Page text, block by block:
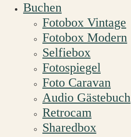
Buchen
Fotobox Vintage
Fotobox Modern
Selfiebox
Fotospiegel
Foto Caravan
Audio Gästebuch
Retrocam
Sharedbox